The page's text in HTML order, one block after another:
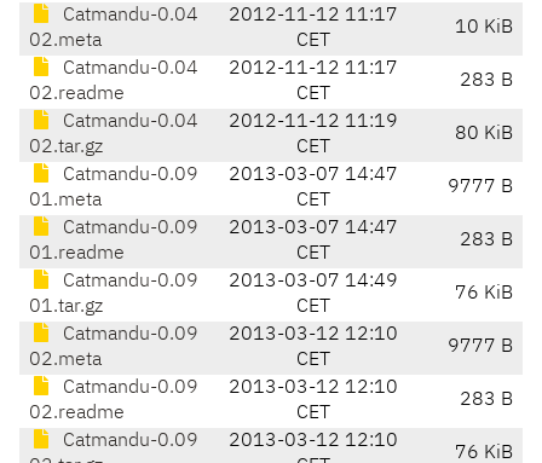
Catmandu-0.04
02.meta
2012-11-12 11:17
CET
10 KiB
Catmandu-0.04
02.readme
2012-11-12 11:17
CET
283 B
Catmandu-0.04
02.tar.gz
2012-11-12 11:19
CET
80 KiB
Catmandu-0.09
01.meta
2013-03-07 14:47
CET
9777 B
Catmandu-0.09
01.readme
2013-03-07 14:47
CET
283 B
Catmandu-0.09
01.tar.gz
2013-03-07 14:49
CET
76 KiB
Catmandu-0.09
02.meta
2013-03-12 12:10
CET
9777 B
Catmandu-0.09
02.readme
2013-03-12 12:10
CET
283 B
Catmandu-0.09
2013-03-12 12:10
76 KiB